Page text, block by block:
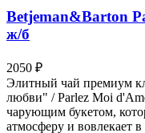
Betjeman&Barton
ж/б
2050 ₽
Элитный чай премиум
любви" / Parlez Moi
чарующим букетом,
атмосферу и вовлекает